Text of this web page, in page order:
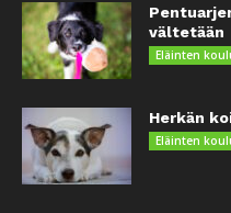
vältetään
Eläinten
Herkän
Eläinten